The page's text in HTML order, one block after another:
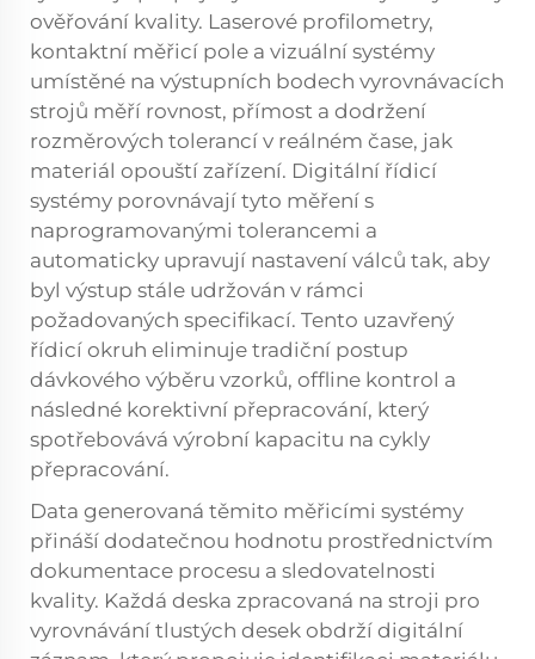
ověřování kvality. Laserové profilometry,
kontaktní měřicí pole a vizuální systémy
umístěné na výstupních bodech vyrovnávacích
strojů měří rovnost, přímost a dodržení
rozměrových tolerancí v reálném čase, jak
materiál opouští zařízení. Digitální řídicí
systémy porovnávají tyto měření s
naprogramovanými tolerancemi a
automaticky upravují nastavení válců tak, aby
byl výstup stále udržován v rámci
požadovaných specifikací. Tento uzavřený
řídicí okruh eliminuje tradiční postup
dávkového výběru vzorků, offline kontrol a
následné korektivní přepracování, který
spotřebovává výrobní kapacitu na cykly
přepracování.
Data generovaná těmito měřicími systémy
přináší dodatečnou hodnotu prostřednictvím
dokumentace procesu a sledovatelnosti
kvality. Každá deska zpracovaná na stroji pro
vyrovnávání tlustých desek obdrží digitální